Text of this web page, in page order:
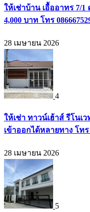
ให้เช่าบ้าน เอื้ออาทร 7/
4,000 บาท โทร
28 เมษายน 2026
4
ให้เช่า ทาวน์เฮ้าส์ รีโนเ
เข้าออกได้หลายทาง โทร
28 เมษายน 2026
5